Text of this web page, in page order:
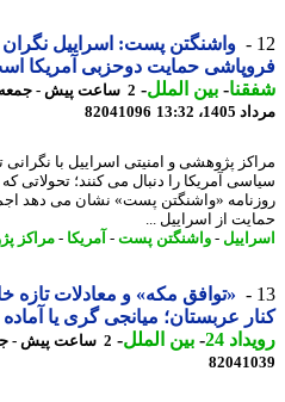
واشنگتن پست: اسراییل نگران
حمایت دوحزبی آمریکا است
-بین الملل-
2 ساعت پیش - جمعه 16
13:32
82041096
پژوهشی و امنیتی اسراییل با نگرانی
آمریکا را دنبال می کنند؛ تحولاتی که به
«واشنگتن پست» نشان می دهد اجماع
از اسراییل ...
-واشنگتن پست-آمریکا- مراکز
«توافق مکه» و معادلات تازه
عربستان؛ میانجی گری یا آماده
24
-بین الملل-2 ساعت پیش - جمعه 16 مرداد 1405، 13:22